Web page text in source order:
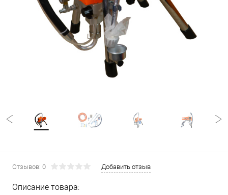
Отзывов: 0 Добавить отзыв
Описание товара: